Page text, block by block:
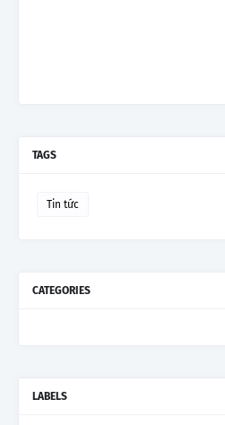
TAGS
Tin tức
CATEGORIES
LABELS